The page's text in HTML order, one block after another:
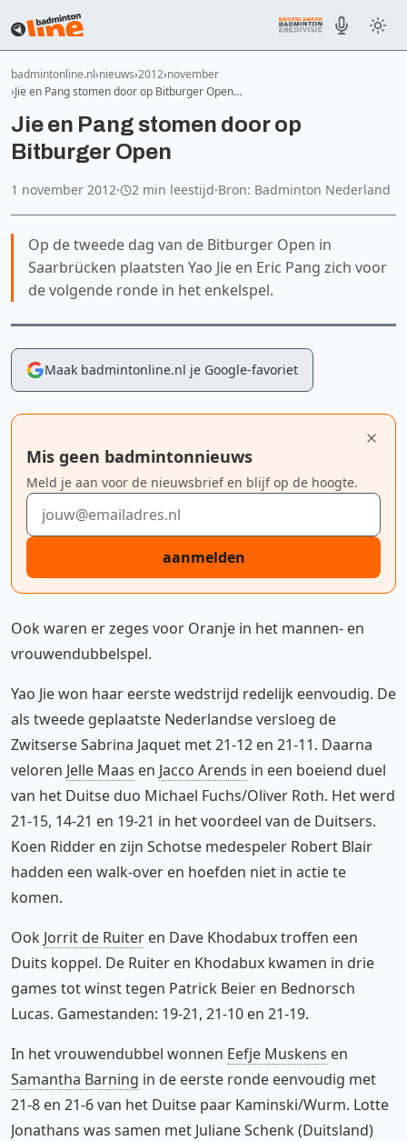
badmintonline.nl nieuws 2012 november
Jie en Pang stomen door op Bitburger Open…
Jie en Pang stomen door op
Bitburger Open
1 november 2012· 2 min leestijd·Bron: Badminton Nederland
Op de tweede dag van de Bitburger Open in
Saarbrücken plaatsten Yao Jie en Eric Pang zich voor
de volgende ronde in het enkelspel.
Maak badmintonline.nl je Google-favoriet
Mis geen badmintonnieuws
Meld je aan voor de nieuwsbrief en blijf op de hoogte.
E-mailadres
aanmelden
Ook waren er zeges voor Oranje in het mannen- en
vrouwendubbelspel.
Yao Jie won haar eerste wedstrijd redelijk eenvoudig. De
als tweede geplaatste Nederlandse versloeg de
Zwitserse Sabrina Jaquet met 21-12 en 21-11. Daarna
veloren Jelle Maas en Jacco Arends in een boeiend duel
van het Duitse duo Michael Fuchs/Oliver Roth. Het werd
21-15, 14-21 en 19-21 in het voordeel van de Duitsers.
Koen Ridder en zijn Schotse medespeler Robert Blair
hadden een walk-over en hoefden niet in actie te
komen.
Ook Jorrit de Ruiter en Dave Khodabux troffen een
Duits koppel. De Ruiter en Khodabux kwamen in drie
games tot winst tegen Patrick Beier en Bednorsch
Lucas. Gamestanden: 19-21, 21-10 en 21-19.
In het vrouwendubbel wonnen Eefje Muskens en
Samantha Barning in de eerste ronde eenvoudig met
21-8 en 21-6 van het Duitse paar Kaminski/Wurm. Lotte
Jonathans was samen met Juliane Schenk (Duitsland)